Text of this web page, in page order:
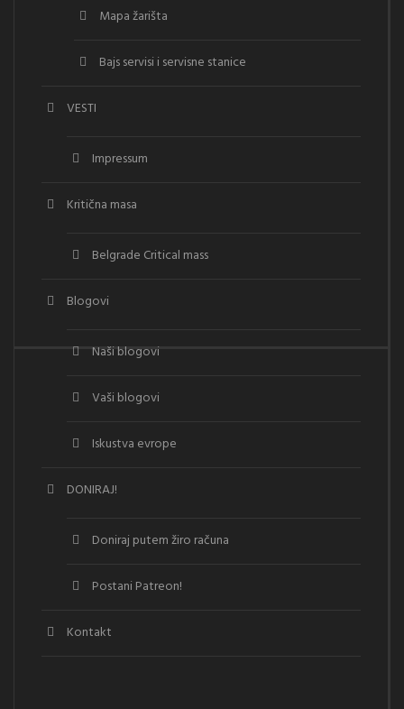
Mapa žarišta
Bajs servisi i servisne stanice
VESTI
Impressum
Kritična masa
Belgrade Critical mass
Blogovi
Naši blogovi
Vaši blogovi
Iskustva evrope
DONIRAJ!
Doniraj putem žiro računa
Postani Patreon!
Kontakt